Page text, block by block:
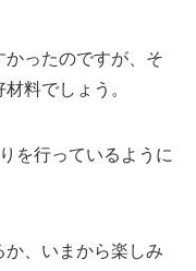
かったのですが、そ
料でしょう。
を行っているように
か、いまから楽しみ